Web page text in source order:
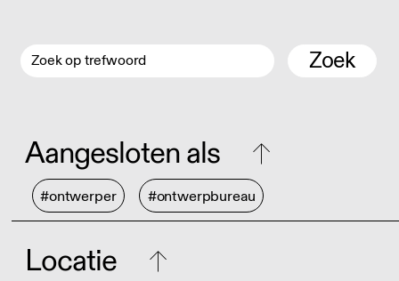
Zoek
Aangesloten als
#ontwerper #ontwerpbureau
Locatie